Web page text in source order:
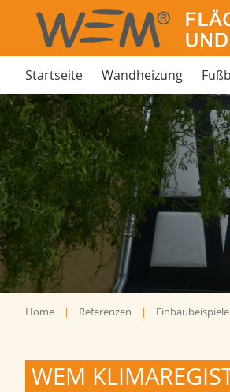
Startseite Wandheizung
Home Referenzen Einbaubeispiele
WEM